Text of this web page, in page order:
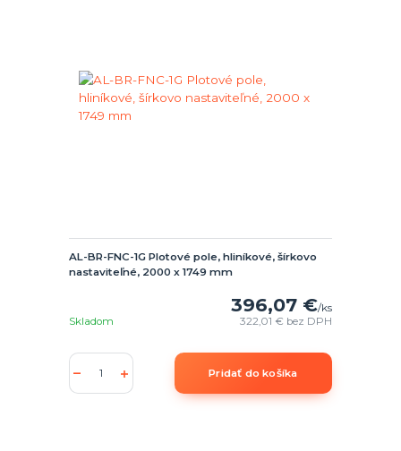
AL-BR-FNC-1G Plotové pole, hliníkové, šírkovo
nastaviteľné, 2000 x 1749 mm
396,07 €/ks
322,01 € bez DPH
Skladom
Pridať do košíka